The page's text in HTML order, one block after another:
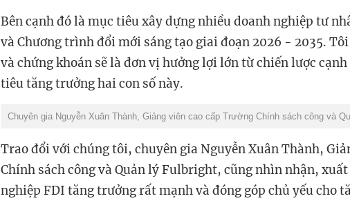
Bên cạnh đó là mục tiêu xây dựng nhiều doanh nghiệp tư
và Chương trình đổi mới sáng tạo giai đoạn 2026 - 2035.
và chứng khoán sẽ là đơn vị hưởng lợi lớn từ chiến lược
tiêu tăng trưởng hai con số này.
Chuyên gia Nguyễn Xuân Thành, Giảng viên cao cấp Trường Chính sách công và
Trao đổi với chúng tôi, chuyên gia Nguyễn Xuân Thành,
Chính sách công và Quản lý Fulbright, cũng nhìn nhận,
nghiệp FDI tăng trưởng rất mạnh và đóng góp chủ yếu cho